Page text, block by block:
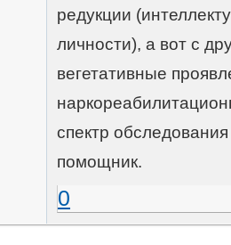
редукции
личности), а вот с
вегетативные
спектр
помощник.
0